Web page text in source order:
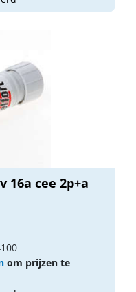
16a cee 2p+a
om prijzen te